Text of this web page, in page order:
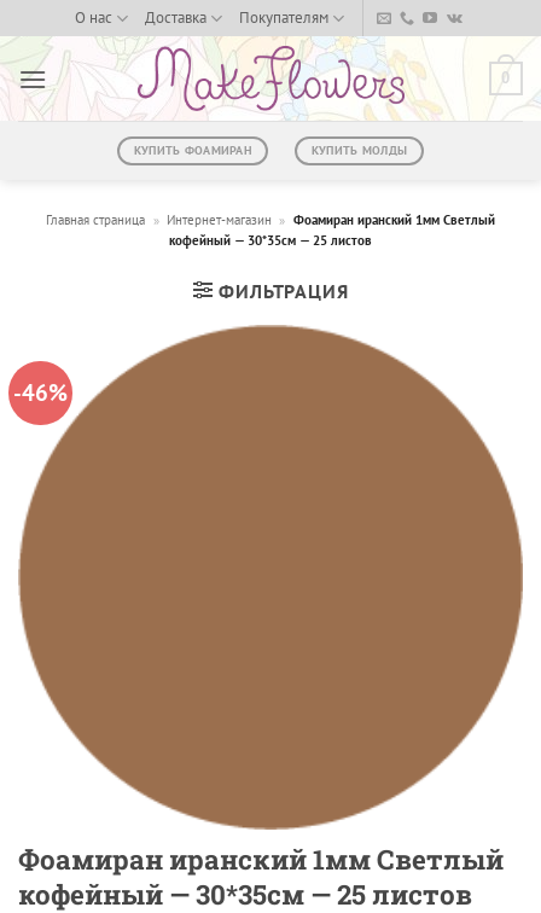
to
content
О нас Доставка Покупателям
0
КУПИТЬ ФОАМИРАН КУПИТЬ МОЛДЫ
Главная страница » Интернет-магазин » Фоамиран иранский 1мм Светлый
кофейный — 30*35см — 25 листов
ФИЛЬТРАЦИЯ
-46%
Фоамиран иранский 1мм Светлый
кофейный — 30*35см — 25 листов